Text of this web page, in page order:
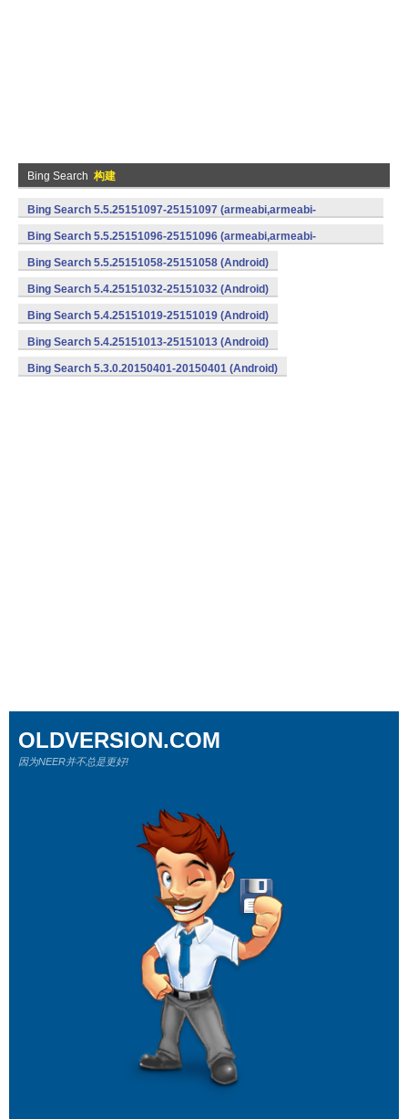
Bing Search 构建
Bing Search 5.5.25151097-25151097 (armeabi,armeabi-
v7a) (Android)
Bing Search 5.5.25151096-25151096 (armeabi,armeabi-
v7a) (Android)
Bing Search 5.5.25151058-25151058 (Android)
Bing Search 5.4.25151032-25151032 (Android)
Bing Search 5.4.25151019-25151019 (Android)
Bing Search 5.4.25151013-25151013 (Android)
Bing Search 5.3.0.20150401-20150401 (Android)
OLDVERSION.COM
因为NEER并不总是更好!